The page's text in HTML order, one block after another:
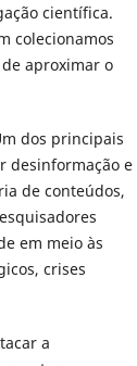
científica.
colecionamos
aproximar o
dos principais
desinformação e
de conteúdos,
em meio às
crises
a